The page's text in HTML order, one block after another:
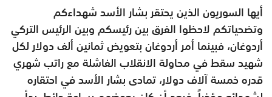
أيها السوريون الذين يحتقر بشار الأسد شهداءكم
وتضحياتكم لاحظوا الفرق بين رئيسكم وبين الرئيس التركي
أردوغان، فبينما أمر أردوغان بتعويض ثمانين ألف دولار لكل
شهيد سقط في محاولة الانقلاب الفاشلة مع راتب شهري
قدره خمسة آلاف دولار، تمادى بشار الأسد في احتقاره